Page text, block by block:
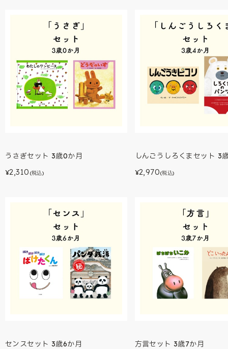
うさぎセット 3歳0か月
¥2,310 (税込)
しんごうしろくまセット 3
¥2,970(税込)
センスセット 3歳6か月 方言セット 3歳7か月